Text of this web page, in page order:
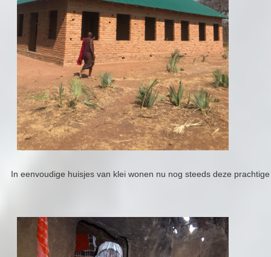
In eenvoudige huisjes van klei wonen nu nog steeds deze